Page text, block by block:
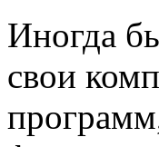
Иногда
свои